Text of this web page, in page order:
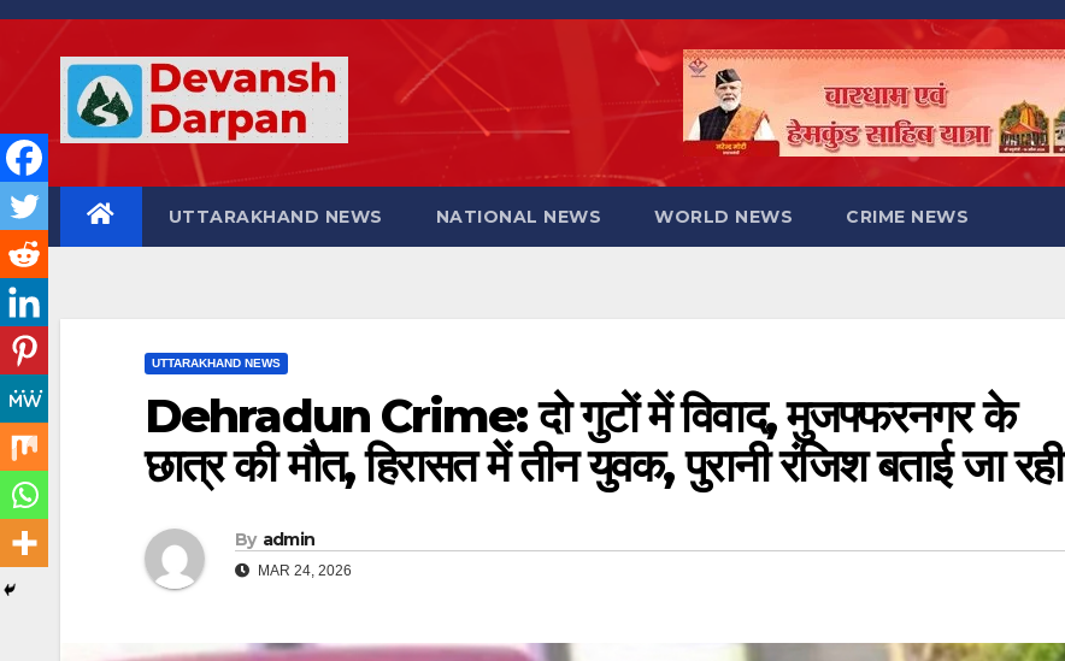
Skip
UTTARAKHAND NEWS NATIONAL NEWS WORLD NEWS CRIME NEWS
UTTARAKHAND NEWS
Dehradun Crime: दो गुटों में विवाद, मुजफ्फरनगर के
छात्र की मौत, हिरासत में तीन युवक, पुरानी रंजिश बताई जा रही
By admin
MAR 24, 2026